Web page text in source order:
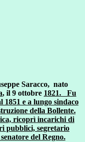
Saracco, nato
, il 9 ottobre 1821. Fu
e a lungo sindaco
della Bollente.
ricoprì incarichi di
pubblici, segretario
del Regno.